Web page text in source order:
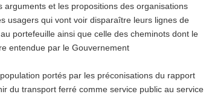
arguments et les propositions des organisations
usagers qui vont voir disparaître leurs lignes de
portefeuille ainsi que celle des cheminots dont le
entendue par le Gouvernement
portés par les préconisations du rapport
du transport ferré comme service public au service